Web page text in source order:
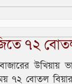
৭২
সময় ৭২ বোতল